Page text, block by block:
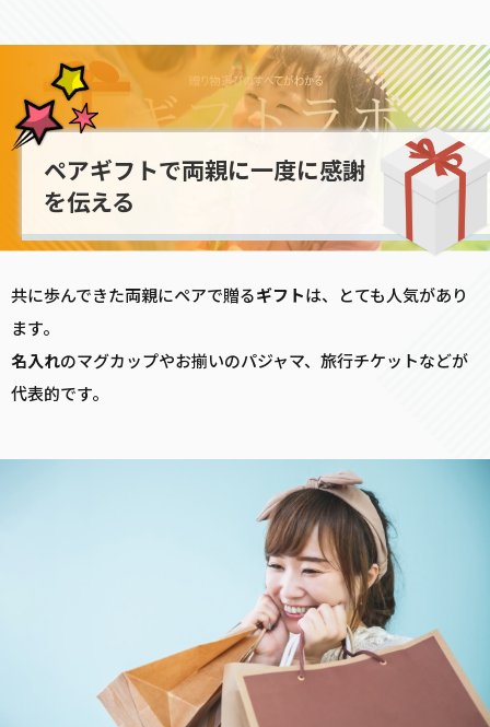
ペアギフトで両親に一度に感謝
を伝える
共に歩んできた両親にペアで贈るギフトは、とても人気があり
ます。
名入れのマグカップやお揃いのパジャマ、旅行チケットなどが
代表的です。